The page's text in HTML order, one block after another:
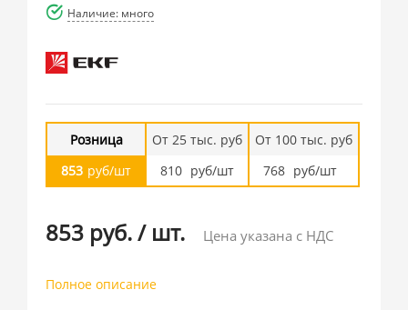
Наличие: много
Розница
853 руб/шт
От 25 тыс. руб
810 руб/шт
От 100 тыс. руб
768 руб/шт
853 руб./ шт. Цена указана с НДС
Полное описание